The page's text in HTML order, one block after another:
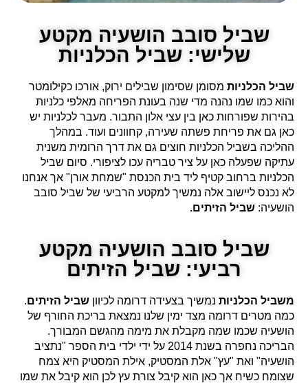
שביל סובב הושעיה מקטע
שלישי: שביל הכלניות
שביל הכלניות מסומן שסימון שבילים ירוק, אורכו כקילומטר
והוא כמו שמו נהנה מדי שנה בעונת הפריחה מאלפי כלניות
בהירות שפורחות כאן בין עצי אלון התבור. מעבר לכלניות יש
כאן גם את פריחת פשתה שעירה, קחוונים ועוד. במהלך
ההליכה בשביל הכלניות חוצים גם את דרך הרומית משנית
עתיקה שפעלה כאן על ציר טבריה עכו לציפורי. סיום שביל
הכלניות ברחוב קטיף ליד בית הכנסת "שמחת אורן" אך אנחנו
לא נכנס ליישוב אלה נמשיך למקטע הרביעי של שביל סובב
הושעיה: שביל הזיתים.
שביל סובב הושעיה מקטע
רביעי: שביל הזיתים
משביל הכלניות נמשיך בצעידה דרומה לכיוון שביל הזיתים.
כמה מטרים דרומה מצד ימין שלנו נמצאת בריכת החורף של
הושעיה שכמו שמה מקבלת את מימה מהגשם המבורך.
הבריכה נחפרה בשנת 2014 על ידי ילדי בית הספר "נתציב
הושעיה" ואת "עץ" אלת המסטיק, אילת המסטיק היא צמח
שצומח כשיח אך כאן הוא קיבל צורת עץ לכן הוא קיבל את שמו